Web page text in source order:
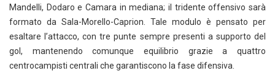
Mandelli, Dodaro e Camara in mediana; il tridente offensivo sarà
formato da Sala-Morello-Caprion. Tale modulo è pensato per
esaltare l’attacco, con tre punte sempre presenti a supporto del
gol, mantenendo comunque equilibrio grazie a quattro
centrocampisti centrali che garantiscono la fase difensiva.